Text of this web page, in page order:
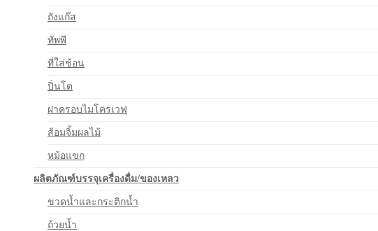
ถังแก๊ส
ทัพพี
ที่ใส่ช้อน
ปิ่นโต
ฝาครอบไมโครเวฟ
ส้อมจิ้มผลไม้
หม้อแขก
ผลิตภัณฑ์บรรจุเครื่องดื่ม/ของเหลว
ขวดน้ำและกระติกน้ำ
ถ้วยน้ำ